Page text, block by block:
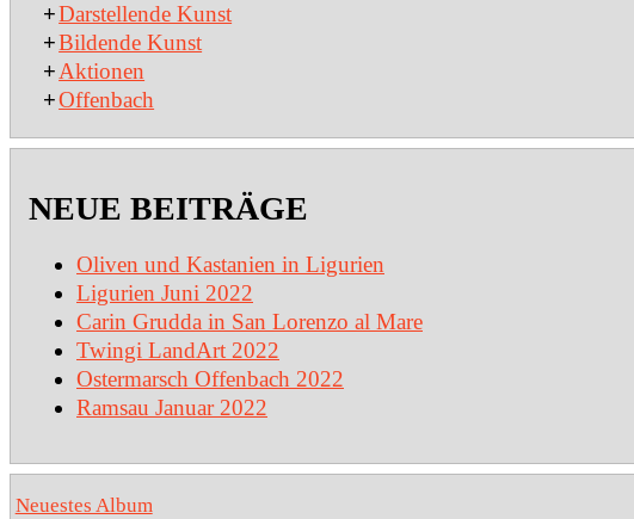
+Darstellende Kunst
+Bildende Kunst
+Aktionen
+Offenbach
NEUE BEITRÄGE
Oliven und Kastanien in Ligurien
Ligurien Juni 2022
Carin Grudda in San Lorenzo al Mare
Twingi LandArt 2022
Ostermarsch Offenbach 2022
Ramsau Januar 2022
Neuestes Album